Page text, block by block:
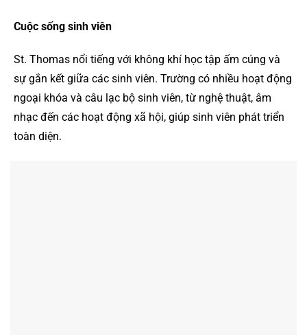
Cuộc sống sinh viên
St. Thomas nổi tiếng với không khí học tập ấm cúng và
sự gắn kết giữa các sinh viên. Trường có nhiều hoạt động
ngoại khóa và câu lạc bộ sinh viên, từ nghệ thuật, âm
nhạc đến các hoạt động xã hội, giúp sinh viên phát triển
toàn diện.